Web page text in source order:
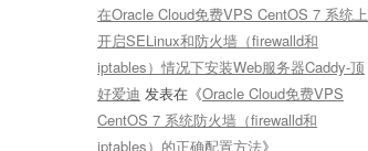
在Oracle Cloud免费VPS CentOS 7 系统上
开启SELinux和防火墙（firewalld和
iptables）情况下安装Web服务器Caddy-顶
好爱迪 发表在《Oracle Cloud免费VPS
CentOS 7 系统防火墙（firewalld和
iptables）的正确配置方法》